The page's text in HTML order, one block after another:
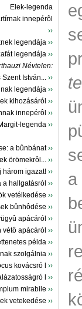
Elek-legenda
innepérôl
››
legendája ››
legendája ››
Névtelen:
István... ››
legendája ››
kihozásáról ››
innepérôl ››
legenda ››
a bûnbánat››
örömekrôl... ››
három igazat! ››
a hallgatásról ››
vetélkedése ››
bûnhôdése ››
apácáról ››
vétô apácáról ››
példa ››
szolgálnia ››
kovácsró l ››
l ››
mirabile ››
vetekedése ››
a